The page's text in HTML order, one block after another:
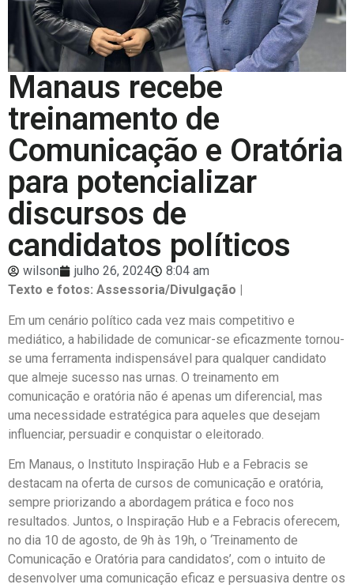
Manaus recebe
treinamento de
Comunicação e Oratória
para potencializar
discursos de
candidatos políticos
wilson julho 26, 2024
8:04 am
Texto e fotos: Assessoria/Divulgação |
Em um cenário político cada vez mais competitivo e
mediático, a habilidade de comunicar-se eficazmente tornou-
se uma ferramenta indispensável para qualquer candidato
que almeje sucesso nas urnas. O treinamento em
comunicação e oratória não é apenas um diferencial, mas
uma necessidade estratégica para aqueles que desejam
influenciar, persuadir e conquistar o eleitorado.
Em Manaus, o Instituto Inspiração Hub e a Febracis se
destacam na oferta de cursos de comunicação e oratória,
sempre priorizando a abordagem prática e foco nos
resultados. Juntos, o Inspiração Hub e a Febracis oferecem,
no dia 10 de agosto, de 9h às 19h, o ‘Treinamento de
Comunicação e Oratória para candidatos’, com o intuito de
desenvolver uma comunicação eficaz e persuasiva dentre os